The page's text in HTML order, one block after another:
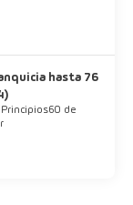
hasta 76
Principios60 de